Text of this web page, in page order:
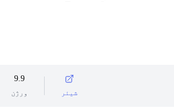
9.9
ورژن شیئر